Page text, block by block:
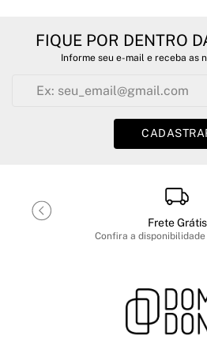
FIQUE POR DENTRO
Informe seu e-mail e receba as
Frete Grátis
Confira a